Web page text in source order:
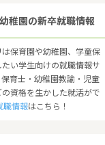
稚園の新卒就職情報
は保育園や幼稚園、学童保
い学生向けの就職情報サ
育士・幼稚園教諭・児童
資格を生かした就活がで
職情報はこちら！